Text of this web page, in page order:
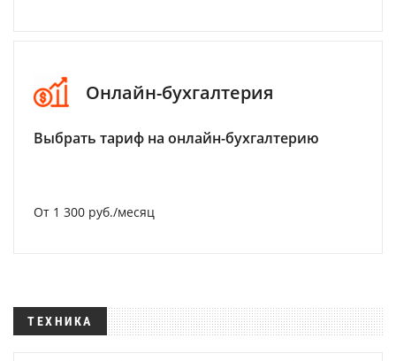
Онлайн-бухгалтерия
Выбрать тариф на онлайн-бухгалтерию
От 1 300 руб./месяц
ТЕХНИКА